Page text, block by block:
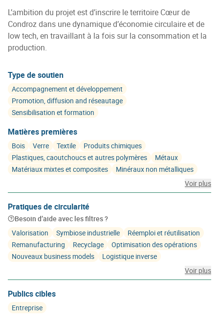
L’ambition du projet est d’inscrire le territoire Cœur de
Condroz dans une dynamique d’économie circulaire et de
low tech, en travaillant à la fois sur la consommation et la
production.
Type de soutien
Accompagnement et développement
Promotion, diffusion and réseautage
Sensibilisation et formation
Matières premières
Bois Verre Textile
Produits chimiques
Plastiques, caoutchoucs et autres polymères
Métaux
Matériaux mixtes et composites
Minéraux non métalliques
Voir plus
Pratiques de circularité
Besoin d’aide avec les filtres ?
Valorisation
Symbiose industrielle
Réemploi et réutilisation
Remanufacturing
Recyclage
Optimisation des opérations
Nouveaux business models
Logistique inverse
Voir plus
Publics cibles
Entreprise